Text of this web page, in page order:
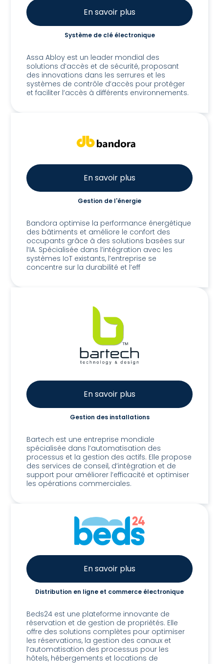
En savoir plus
Système de clé électronique
Assa Abloy est un leader mondial des
solutions d’accès et de sécurité, proposant
des innovations dans les serrures et les
systèmes de contrôle d’accès pour protéger
et faciliter l’accès à différents environnements.
En savoir plus
Gestion de l'énergie
Bandora optimise la performance énergétique
des bâtiments et améliore le confort des
occupants grâce à des solutions basées sur
l’IA. Spécialisée dans l’intégration avec les
systèmes IoT existants, l’entreprise se
concentre sur la durabilité et l’eff
En savoir plus
Gestion des installations
Bartech est une entreprise mondiale
spécialisée dans l’automatisation des
processus et la gestion des actifs. Elle propose
des services de conseil, d’intégration et de
support pour améliorer l’efficacité et optimiser
les opérations commerciales.
En savoir plus
Distribution en ligne et commerce électronique
Beds24 est une plateforme innovante de
réservation et de gestion de propriétés. Elle
offre des solutions complètes pour optimiser
les réservations, la gestion des canaux et
l’automatisation des processus pour les
hôtels, hébergements et locations de